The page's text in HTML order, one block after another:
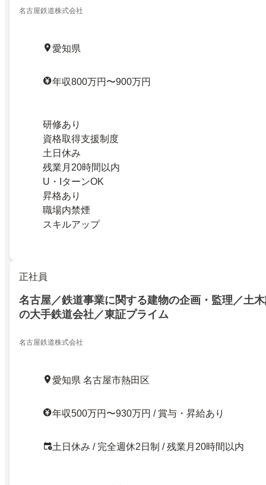
名古屋鉄道株式会社
愛知県
年収800万円〜900万円
研修あり
資格取得支援制度
土日休み
残業月20時間以内
U・IターンOK
昇格あり
職場内禁煙
スキルアップ
正社員
名古屋／鉄道事業に関する建物の企画・監理／土
の大手鉄道会社／東証プライム
名古屋鉄道株式会社
愛知県 名古屋市熱田区
年収500万円〜930万円 / 賞与・昇給あり
土日休み / 完全週休2日制 / 残業月20時間以内